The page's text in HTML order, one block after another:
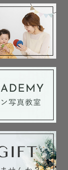
受けいたしま
りではありま
緒に笑い、